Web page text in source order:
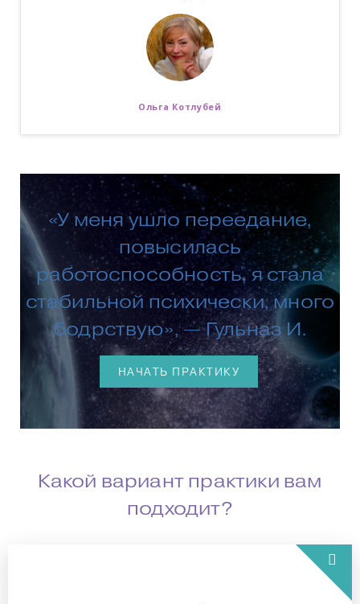
Ольга Котлубей
«У меня ушло переедание,
повысилась
работоспособность, я стала
стабильной психически, много
бодрствую», — Гульназ И.
НАЧАТЬ ПРАКТИКУ
Какой вариант практики вам
подходит?